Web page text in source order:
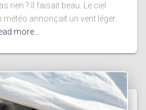
rien ? Il faisait beau. Le ciel
météo annonçait un vent léger.
more…